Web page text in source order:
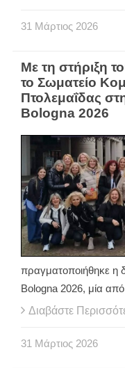
31 Μάρτιος 2026
Με τη στήριξη
το Σωματείο
Πτολεμαΐδας
Bologna 2026
πραγματοποιήθηκε η
Bologna 2026, μία από
Διαβάστε
31 Μάρτιος 2026